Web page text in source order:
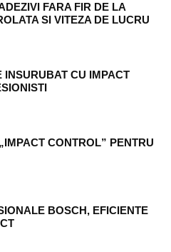
FARA FIR DE LA
SI VITEZA DE LUCRU
INSURUBAT CU IMPACT
CONTROL” PENTRU
BOSCH, EFICIENTE